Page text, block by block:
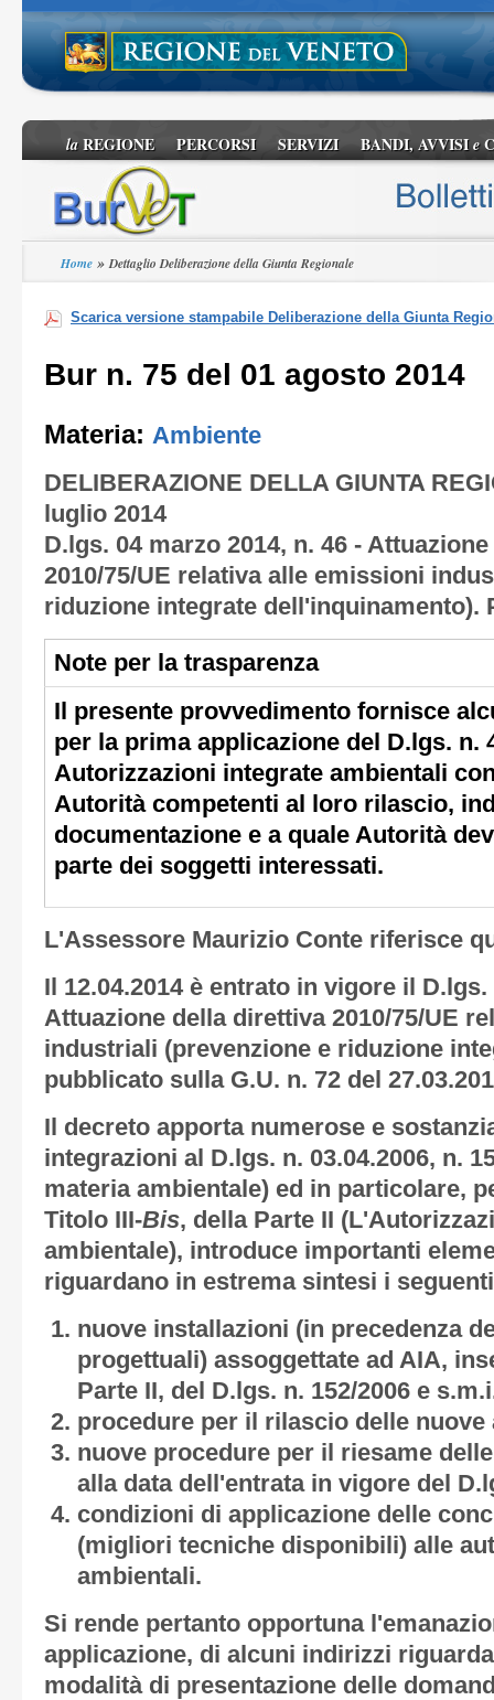
laREGIONE PERCORSI SERVIZI BANDI, AVVISIe
Home »Dettaglio Deliberazione della Giunta Regionale
Scarica versione stampabile Deliberazione della Giunta
Bur n. 75 del 01 agosto 2014
Materia: Ambiente
DELIBERAZIONE DELLA GIUNTA
luglio 2014
D.lgs. 04 marzo 2014, n. 46 -
2010/75/UE relativa alle emissioni
riduzione integrate
Note per la trasparenza
Il presente provvedimento fornisce
per la prima applicazione del D.lgs. n.
Autorizzazioni integrate ambientali
Autorità competenti al loro rilascio,
documentazione e a quale Autorità
parte dei soggetti interessati.
L'Assessore Maurizio Conte riferisce
Il 12.04.2014 è entrato in vigore il D.lgs.
Attuazione della direttiva 2010/75/UE
industriali (prevenzione e riduzione
pubblicato sulla G.U. n. 72 del
Il decreto apporta numerose e
integrazioni al D.lgs. n. 03.04.2006, n.
materia ambientale) ed in particolare,
Titolo III-Bis, della Parte II
ambientale), introduce importanti
riguardano in estrema sintesi i
nuove installazioni (in precedenza
progettuali) assoggettate ad AIA,
Parte II, del D.lgs. n. 152/2006 e
procedure per il rilascio delle nuove
nuove procedure per il riesame
alla data dell'entrata in vigore del
condizioni di applicazione delle
(migliori tecniche disponibili) alle
ambientali.
Si rende pertanto opportuna
applicazione, di alcuni indirizzi
modalità di presentazione delle